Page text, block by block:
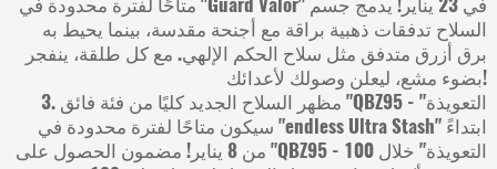
السلاح تدفقات ذهبية براقة مع أجنحة مقدسة، بينما يحيط به
برق أزرق متدفق مثل سلاح الحكم الإلهي. مع كل طلقة، ينفجر
بضوء مشع، ليعلن وصولك لأعدائك!
3. مظهر السلاح الجديد كليًا من فئة فائق "QBZ95 - التعويذة"
سيكون متاحًا لفترة محدودة في "endless Ultra Stash" ابتداءً
من 8 يناير! مضمون الحصول على "QBZ95 - التعويذة" خلال 100